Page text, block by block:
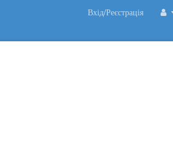
Вхід/Реєстрація